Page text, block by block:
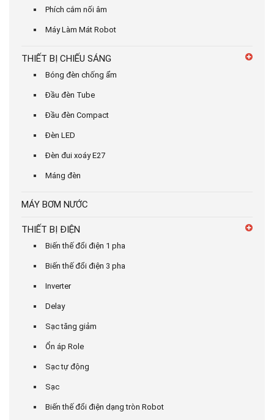
Phích cắm nối âm
Máy Làm Mát Robot
THIẾT BỊ CHIẾU SÁNG
Bóng đèn chống ẩm
Đầu đèn Tube
Đầu đèn Compact
Đèn LED
Đèn đui xoáy E27
Máng đèn
MÁY BƠM NƯỚC
THIẾT BỊ ĐIỆN
Biến thế đổi điện 1 pha
Biến thế đổi điện 3 pha
Inverter
Delay
Sạc tăng giảm
Ổn áp Role
Sạc tự động
Sạc
Biến thế đổi điện dạng tròn Robot